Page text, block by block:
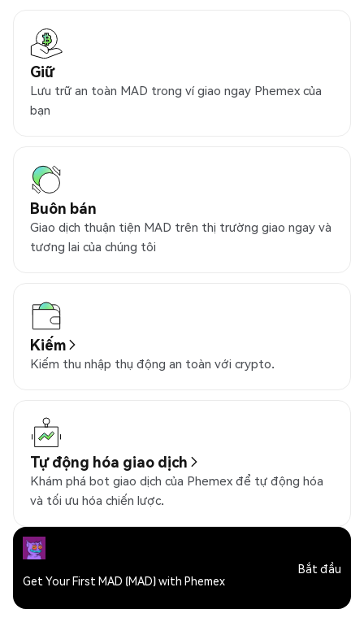
Giữ
Lưu trữ an toàn MAD trong ví giao ngay Phemex của
bạn
Buôn bán
Giao dịch thuận tiện MAD trên thị trường giao ngay và
tương lai của chúng tôi
Kiếm
Kiếm thu nhập thụ động an toàn với crypto.
Tự động hóa giao dịch
Khám phá bot giao dịch của Phemex để tự động hóa
và tối ưu hóa chiến lược.
Get Your First MAD (MAD) with Phemex
Bắt đầu